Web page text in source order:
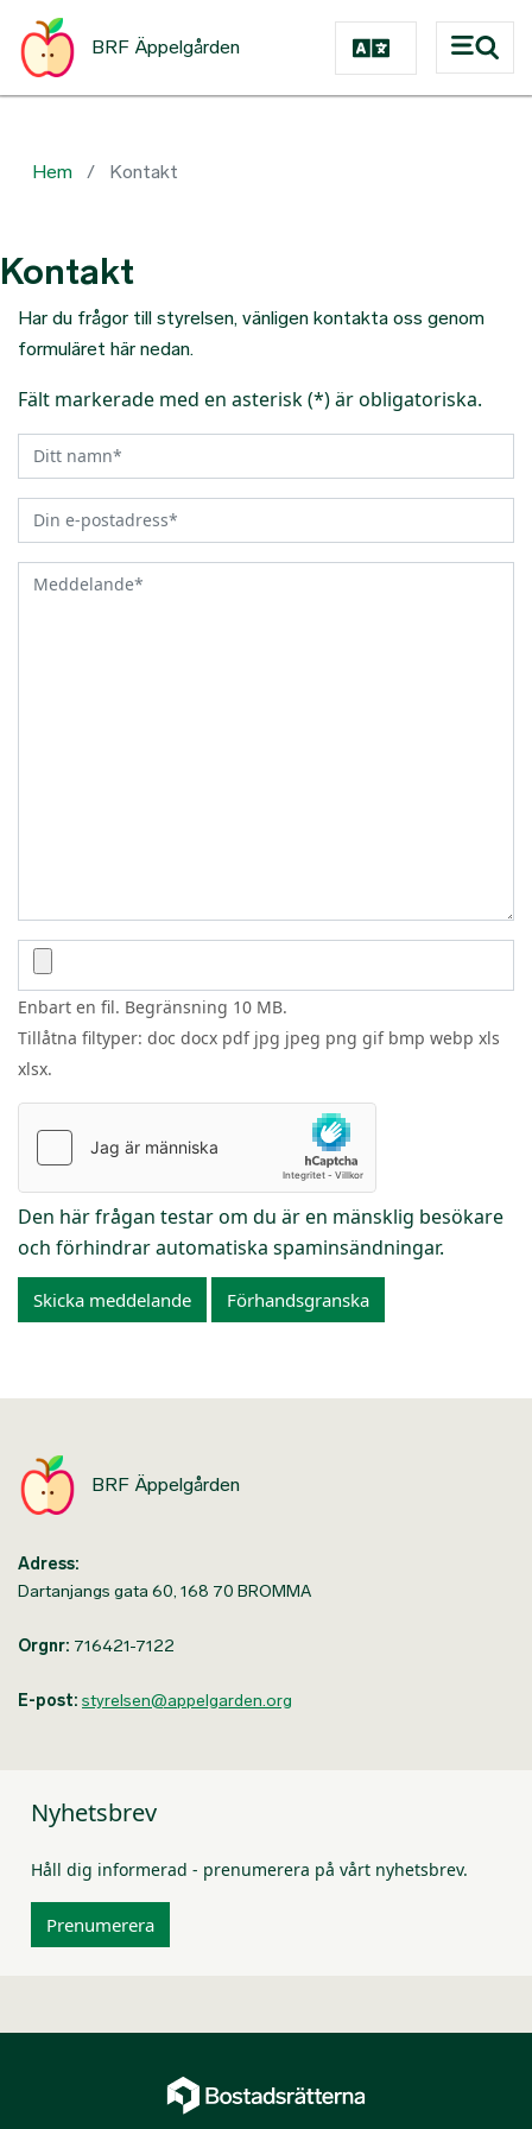
BRF Äppelgården
Hem Kontakt
Kontakt
Har du frågor till styrelsen, vänligen kontakta oss genom
formuläret här nedan.
Fält markerade med en asterisk(*)är obligatoriska.
Enbart en fil. Begränsning 10 MB.
Tillåtna filtyper: doc docx pdf jpg jpeg png gif bmp webp xls
xlsx.
Den här frågan testar om du är en mänsklig besökare
och förhindrar automatiska spaminsändningar.
Skicka meddelande Förhandsgranska
BRF Äppelgården
Adress:
Dartanjangs gata 60, 168 70 BROMMA
Orgnr: 716421-7122
E-post: styrelsen@appelgarden.org
Nyhetsbrev
Håll dig informerad - prenumerera på vårt nyhetsbrev.
Prenumerera